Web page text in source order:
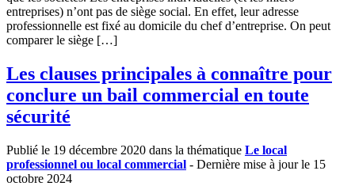
entreprises) n’ont pas de siège social. En effet, leur adresse
professionnelle est fixé au domicile du chef d’entreprise. On peut
comparer le siège […]
Les clauses principales à connaître pour
conclure un bail commercial en toute
sécurité
Publié le 19 décembre 2020 dans la thématique Le local
professionnel ou local commercial - Dernière mise à jour le 15
octobre 2024